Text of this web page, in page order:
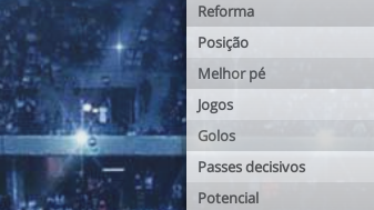
Reforma
Posição
Melhor pé
Jogos
Golos
Passes decisivos
Potencial